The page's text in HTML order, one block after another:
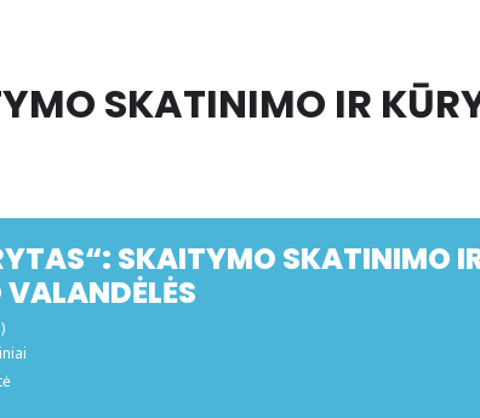
SKATINIMO IR
SKAITYMO SKATINIMO